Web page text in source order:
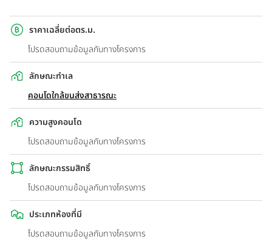
ราคาเฉลี่ยต่อตร.ม.
โปรดสอบถามข้อมูลกับทางโครงการ
ลักษณะทำเล
คอนโดใกล้ขนส่งสาธารณะ
ความสูงคอนโด
โปรดสอบถามข้อมูลกับทางโครงการ
ลักษณะกรรมสิทธิ์
โปรดสอบถามข้อมูลกับทางโครงการ
ประเภทห้องที่มี
โปรดสอบถามข้อมูลกับทางโครงการ